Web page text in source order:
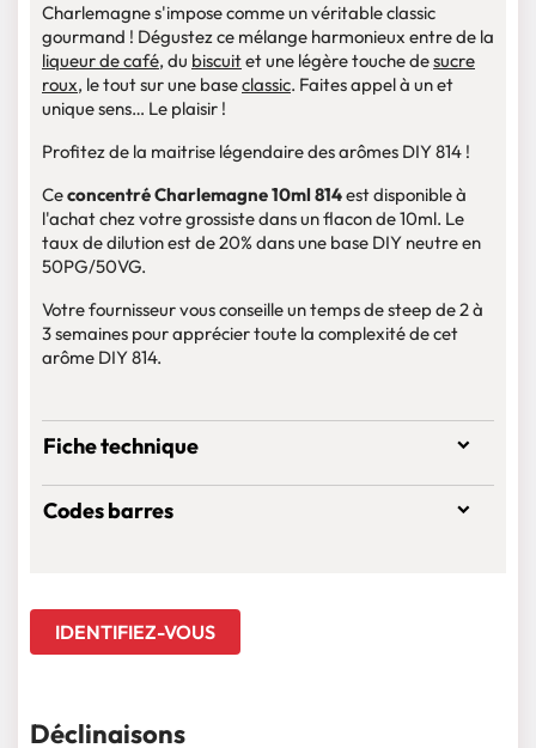
Charlemagne s'impose comme un véritable classic
gourmand ! Dégustez ce mélange harmonieux entre de la
liqueur de café, du biscuitet une légère touche desucre
roux, le tout sur une baseclassic. Faites appel à un et
unique sens… Le plaisir !
Profitez de la maitrise légendaire des arômes DIY 814 !
Ceconcentré Charlemagne 10ml 814est disponible à
l'achat chez votre grossiste dans un flacon de 10ml. Le
taux de dilution est de 20% dans une base DIY neutre en
50PG/50VG.
Votre fournisseur vous conseille un temps de steep de 2 à
3 semaines pour apprécier toute la complexité de cet
arôme DIY 814.
Fiche technique
Codes barres
IDENTIFIEZ-VOUS
Déclinaisons